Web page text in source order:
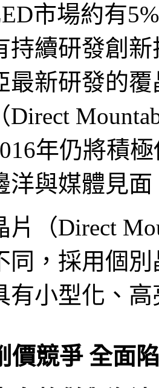
市場約有
持續研發創
最新研發的覆
Direct
年仍將積
洋與媒體見
片（Direct
同，採用個
有小型化、
價競爭 全面